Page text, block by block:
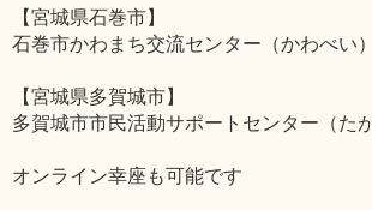
【宮城県石巻市】
石巻市かわまち交流センター（かわべい
【宮城県多賀城市】
多賀城市市民活動サポートセンター（た
オンライン幸座も可能です